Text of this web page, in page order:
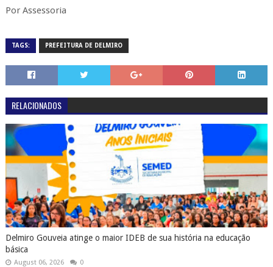
Por Assessoria
TAGS: PREFEITURA DE DELMIRO
RELACIONADOS
Delmiro Gouveia atinge o maior IDEB de sua história na educação
básica
August 06, 2026 0